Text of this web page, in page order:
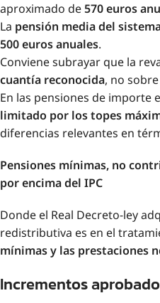
aproximado de570 euros
La pensión media del
500 euros anuales.
Conviene subrayar que la
cuantía reconocida, no
En las pensiones de importe
limitado por los topes
diferencias relevantes en
Pensiones mínimas, no
por encima del IPC
Donde el Real Decreto-ley
redistributiva es en el
mínimas y las prestaciones
Incrementos